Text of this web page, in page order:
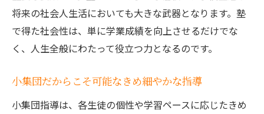
将来の社会人生活においても大きな武器となります。塾
で得た社会性は、単に学業成績を向上させるだけでな
く、人生全般にわたって役立つ力となるのです。
小集団だからこそ可能なきめ細やかな指導
小集団指導は、各生徒の個性や学習ペースに応じたきめ